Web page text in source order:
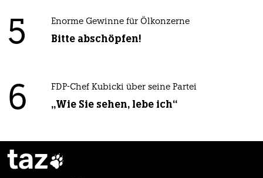
5 Enorme Gewinne für Ölkonzerne
Bitte abschöpfen!
6 FDP-Chef Kubicki über seine Partei
„Wie Sie sehen, lebe ich“
taz